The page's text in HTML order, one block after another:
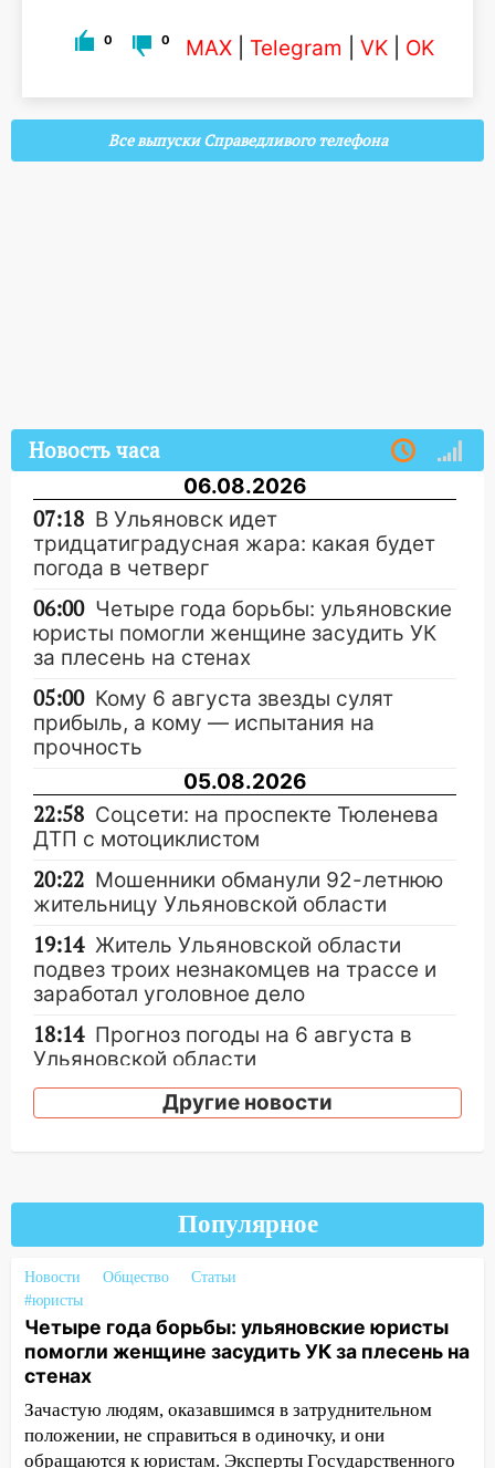
0 0 MAX Telegram VK OK
Все выпуски Справедливого телефона
Новость часа
06.08.2026
07:18 В Ульяновск идет
тридцатиградусная жара: какая будет
погода в четверг
06:00 Четыре года борьбы: ульяновские
юристы помогли женщине засудить УК
за плесень на стенах
05:00 Кому 6 августа звезды сулят
прибыль, а кому — испытания на
прочность
05.08.2026
22:58 Соцсети: на проспекте Тюленева
ДТП с мотоциклистом
20:22 Мошенники обманули 92-летнюю
жительницу Ульяновской области
19:14 Житель Ульяновской области
подвез троих незнакомцев на трассе и
заработал уголовное дело
18:14 Прогноз погоды на 6 августа в
Ульяновской области
18:00
Мотофристайл, рок и силовой
экстрим: в Ульяновске пройдет
августа после рабочего дня: список АЗС
17:05 «Обыск» по видеосвязи: в
Ульяновске задержали 19-летнюю
сообщницу мошенников
16:12 Едва не перерезал горло: в
Вешкайме посиделки с судимым
знакомым закончились для женщины
больницей
16:06 18-летняя девушка без прав
Другие новости
Популярное
Новости Общество
Статьи
#юристы
Четыре года борьбы: ульяновские юристы
помогли женщине засудить УК за плесень на
стенах
Зачастую людям, оказавшимся в затруднительном
положении, не справиться в одиночку, и они
обращаются к юристам. Эксперты Государственного